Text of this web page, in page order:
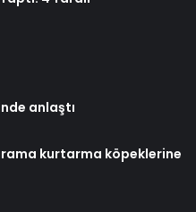
anlaştı
kurtarma köpeklerine